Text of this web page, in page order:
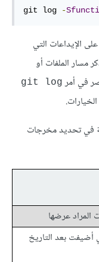
git log -
على الإيداعات التي
مسار الملفات أو
في أمر git log
في تحديد مخرجات
المراد عرضها
أضيفت بعد التاريخ